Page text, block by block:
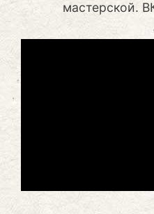
мастерской.